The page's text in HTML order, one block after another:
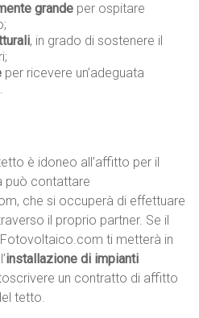
grande per ospitare
, in grado di sostenere il
per ricevere un’adeguata
è idoneo all’affitto per il
può contattare
che si occuperà di effettuare
il proprio partner. Se il
ti metterà in
installazione di impianti
un contratto di affitto
tetto.